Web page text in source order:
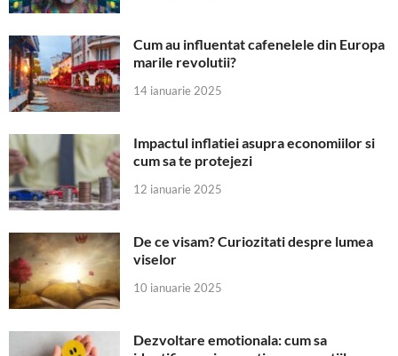
Cum au influentat cafenelele din Europa
marile revolutii?
14 ianuarie 2025
Impactul inflatiei asupra economiilor si
cum sa te protejezi
12 ianuarie 2025
De ce visam? Curiozitati despre lumea
viselor
10 ianuarie 2025
Dezvoltare emotionala: cum sa